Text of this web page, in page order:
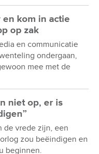
en kom in actie
op zak
en communicatie
ondergaan,
mee met de
niet op, er is
de vrede zijn, een
zou beëindigen en
beginnen.